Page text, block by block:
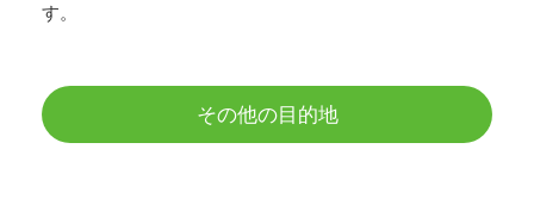
す。
その他の目的地